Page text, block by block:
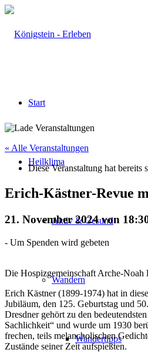
Start
Heilklima
Aktiv & Gesund
Wandern
Wandertipps
« Alle Veranstaltungen
Diese Veranstaltung hat bereits
Erich-Kästner-Revue
21. November 2024 von
- Um Spenden wird gebeten
Die Hospizgemeinschaft Arche-Noah
Erich Kästner (1899-1974) hat in
Jubiläum, den 125. Geburtstag und
Dresdner gehört zu den
Sachlichkeit“ und wurde um 1930
frechen, teils melancholischen
Zustände seiner Zeit aufspießten.